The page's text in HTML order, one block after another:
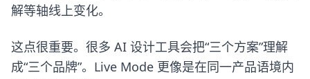
解等轴线上变化。
这点很重要。很多 AI 设计工具会把“三个方案”理解
成“三个品牌”。Live Mode 更像是在同一产品语境内